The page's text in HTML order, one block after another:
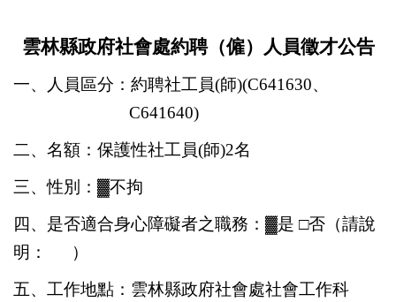
雲林縣政府社會處約聘（僱）人員徵才公告
一、人員區分：約聘社工員(師)(C641630、
C641640)
二、名額：保護性社工員(師)2名
三、性別： ▓不拘
四、是否適合身心障礙者之職務： ▓是 □否 （請說
明：
）
五、工作地點：雲林縣政府社會處社會工作科